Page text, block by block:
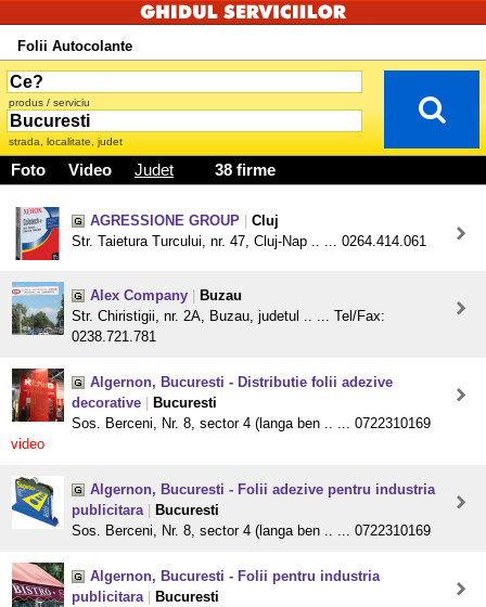
Folii Autocolante
produs / serviciu
strada, localitate, judet
Foto Video Judet 38 firme
AGRESSIONE GROUP
Cluj
Str. Taietura Turcului, nr. 47, Cluj-Nap .. ... 0264.414.061
Alex Company
Buzau
Str. Chiristigii, nr. 2A, Buzau, judetul .. ... Tel/Fax:
0238.721.781
Algernon, Bucuresti - Distributie folii adezive
decorative
Bucuresti
Sos. Berceni, Nr. 8, sector 4 (langa ben .. ... 0722310169
video
Algernon, Bucuresti - Folii adezive pentru industria
publicitara
Bucuresti
Sos. Berceni, Nr. 8, sector 4 (langa ben .. ... 0722310169
Algernon, Bucuresti - Folii pentru industria
publicitara
Bucuresti